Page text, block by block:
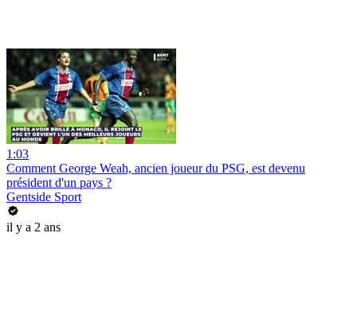
1:03
Comment George Weah, ancien joueur du PSG, est devenu
président d'un pays ?
Gentside Sport
il y a 2 ans